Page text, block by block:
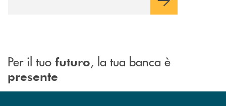
Per il tuo futuro, la tua banca è
presente